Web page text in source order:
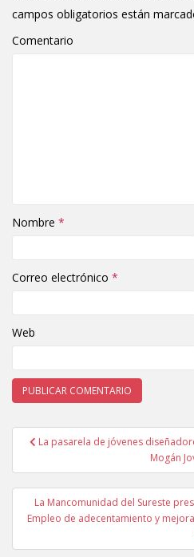
campos obligatorios están
Comentario
Nombre *
Correo electrónico *
Web
Navegación de
La pasarela de jóvenes
Mogán
La Mancomunidad del Sureste
Empleo de adecentamiento y